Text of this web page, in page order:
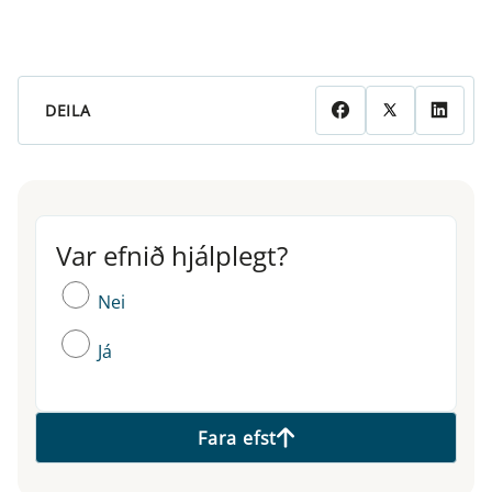
DEILA
Var efnið hjálplegt?
Var efnið hjálplegt?
Nei
Já
Fara efst